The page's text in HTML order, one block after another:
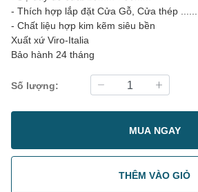
- Thích hợp lắp đặt Cửa Gỗ, Cửa thép ........
- Chất liệu hợp kim kẽm siêu bền
Xuất xứ Viro-Italia
Bảo hành 24 tháng
Số lượng:
MUA NGAY
THÊM VÀO GIỎ